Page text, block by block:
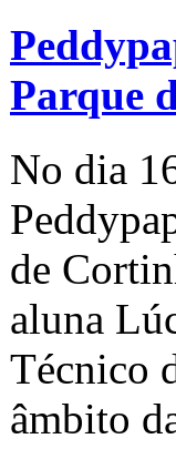
Parque
No dia
de
aluna
Técnico
âmbito